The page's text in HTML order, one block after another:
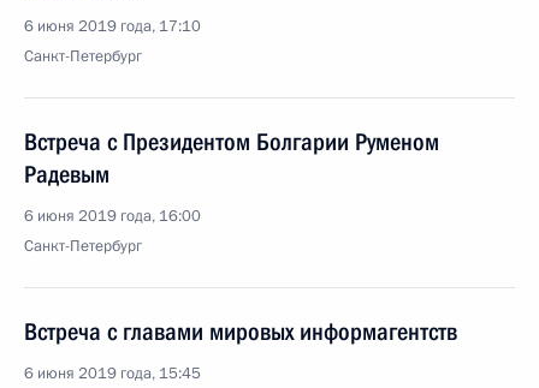
6 июня 2019 года, 17:10
Санкт-Петербург
Встреча с Президентом Болгарии Руменом
Радевым
6 июня 2019 года, 16:00
Санкт-Петербург
Встреча с главами мировых информагентств
6 июня 2019 года, 15:45